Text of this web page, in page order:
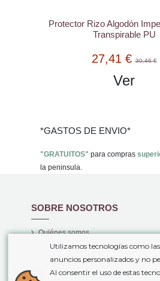
Protector Rizo Algodón
Transpirable PU
27,41 €30,46 €
Ver
*GASTOS DE ENVIO*
"GRATUITOS" para compras
la peninsula.
SOBRE NOSOTROS
Quiénes somos
Gastos de envío
Plazos de entrega
Utilizamos tecnologías como
anuncios personalizados y no
Al consentir el uso de estas